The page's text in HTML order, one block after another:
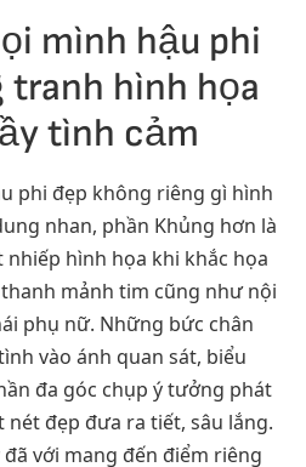
mình hậu phi
hình họa
tình cảm
phi đẹp không riêng gì hình
nhan, phần Khủng hơn là
hình họa khi khắc họa
mảnh tim cũng như nội
phụ nữ. Những bức chân
vào ánh quan sát, biểu
đa góc chụp ý tưởng phát
đẹp đưa ra tiết, sâu lắng.
với mang đến điểm riêng